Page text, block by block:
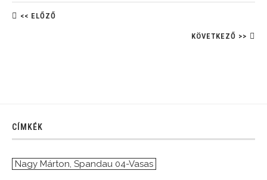
<< ELŐZŐ
KÖVETKEZŐ >>
CÍMKÉK
Nagy Márton Spandau 04-Vasas